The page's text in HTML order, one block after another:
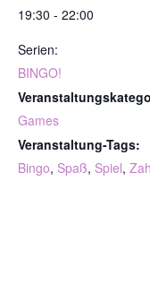
19:30 - 22:00
Serien:
BINGO!
Games
Veranstaltung-Tags:
Bingo, Spaß, Spiel,